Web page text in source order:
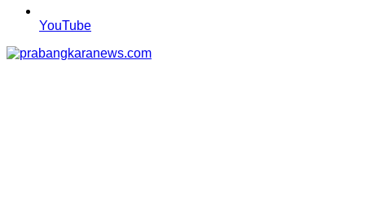
YouTube